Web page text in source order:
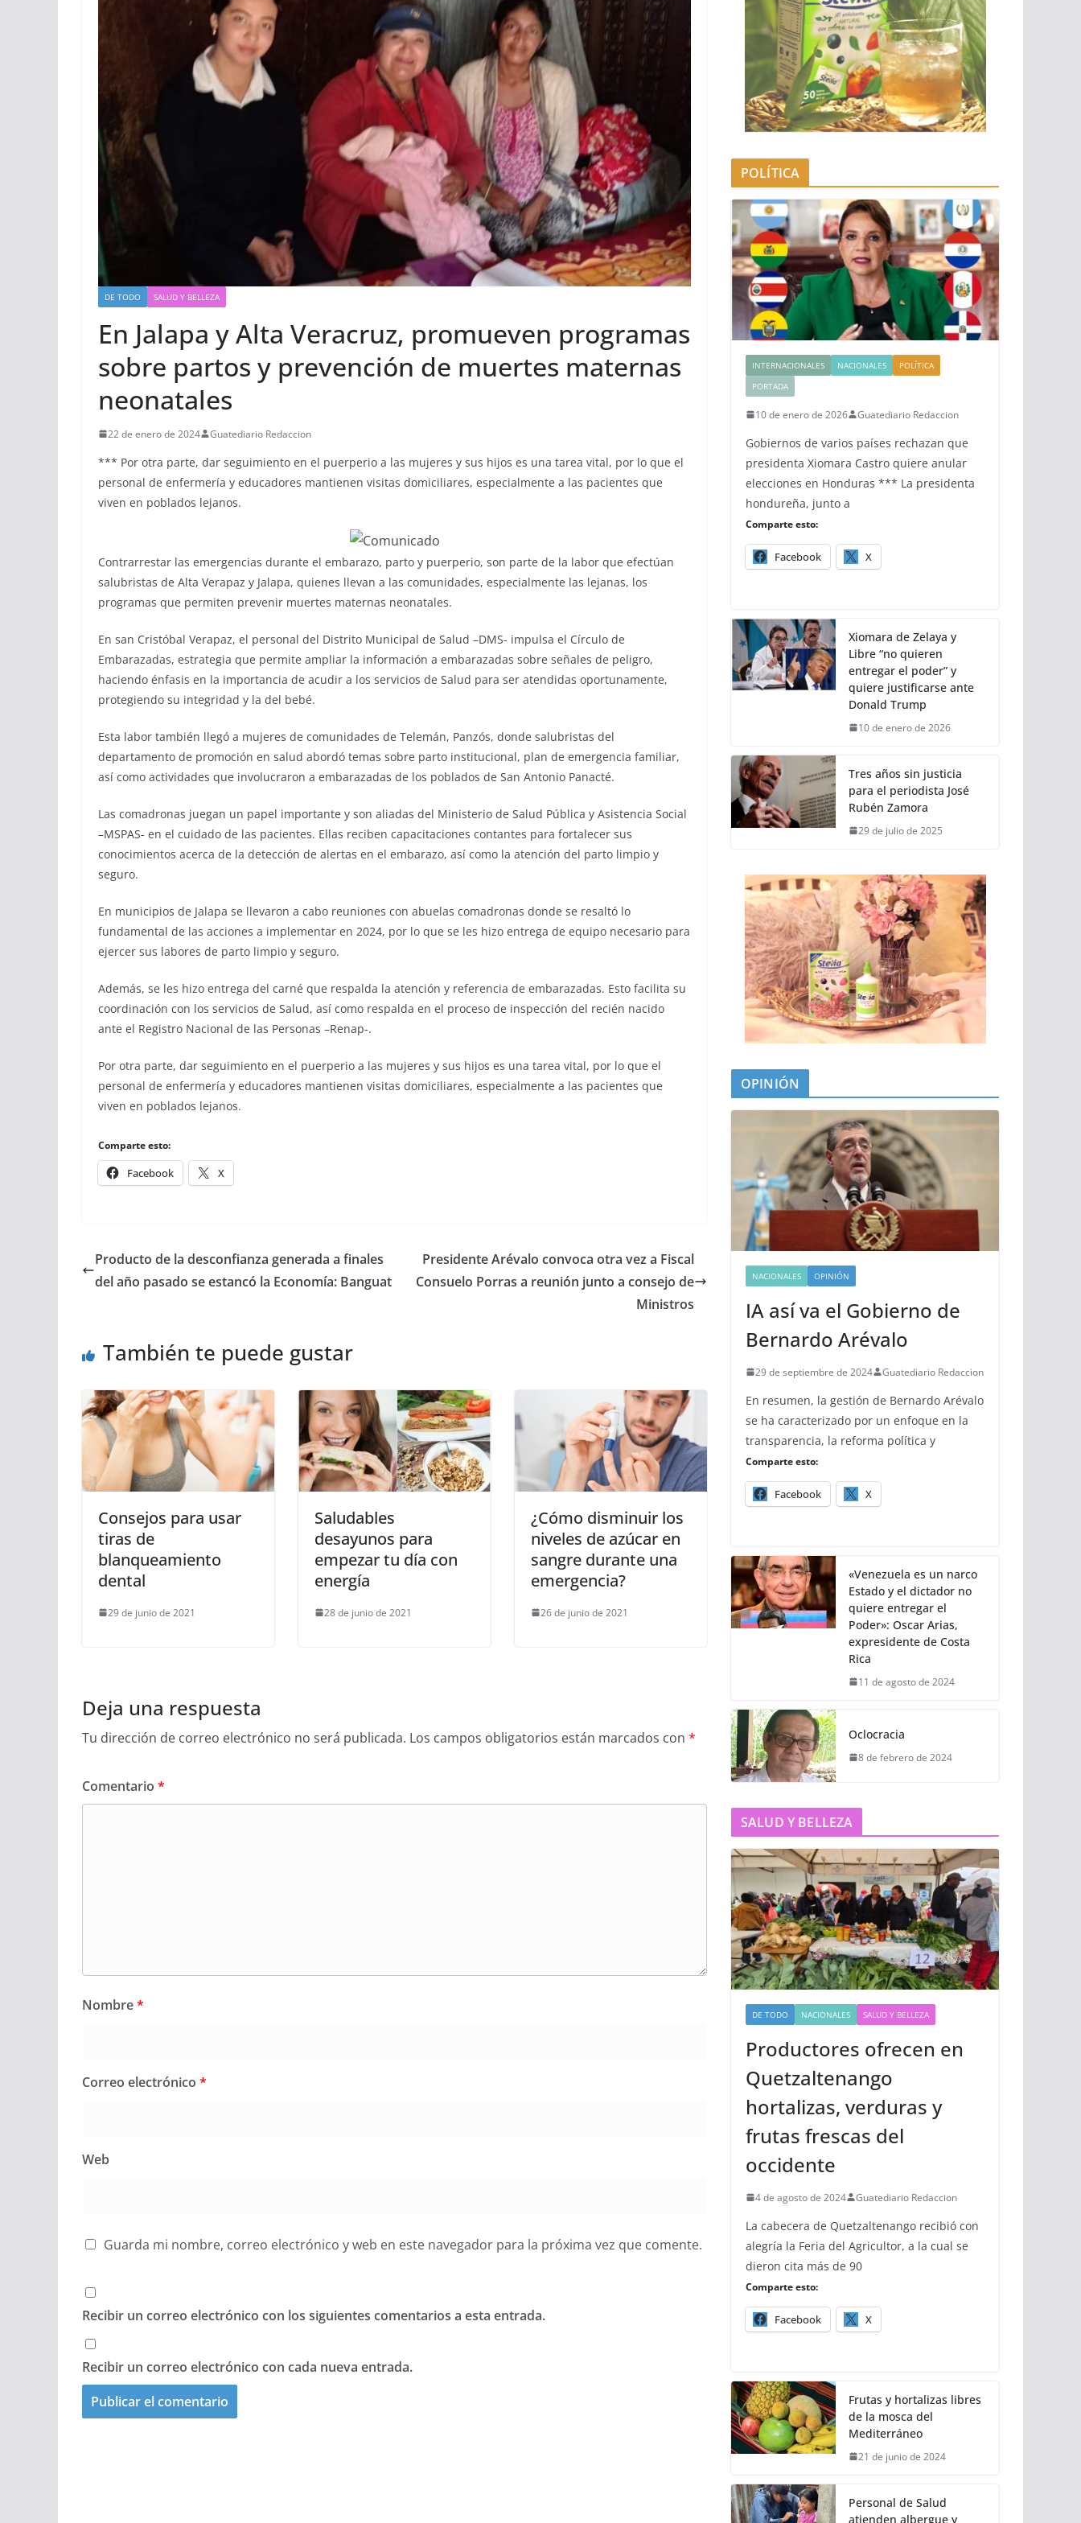
DE TODO SALUD Y BELLEZA
En Jalapa y Alta Veracruz, promueven programas
sobre partos y prevención de muertes maternas
neonatales
22 de enero de 2024 Guatediario Redaccion
*** Por otra parte, dar seguimiento en el puerperio a las mujeres y sus hijos es una tarea vital, por lo que el
personal de enfermería y educadores mantienen visitas domiciliares, especialmente a las pacientes que
viven en poblados lejanos.
Contrarrestar las emergencias durante el embarazo, parto y puerperio, son parte de la labor que efectúan
salubristas de Alta Verapaz y Jalapa, quienes llevan a las comunidades, especialmente las lejanas, los
programas que permiten prevenir muertes maternas neonatales.
En san Cristóbal Verapaz, el personal del Distrito Municipal de Salud –DMS- impulsa el Círculo de
Embarazadas, estrategia que permite ampliar la información a embarazadas sobre señales de peligro,
haciendo énfasis en la importancia de acudir a los servicios de Salud para ser atendidas oportunamente,
protegiendo su integridad y la del bebé.
Esta labor también llegó a mujeres de comunidades de Telemán, Panzós, donde salubristas del
departamento de promoción en salud abordó temas sobre parto institucional, plan de emergencia familiar,
así como actividades que involucraron a embarazadas de los poblados de San Antonio Panacté.
Las comadronas juegan un papel importante y son aliadas del Ministerio de Salud Pública y Asistencia Social
–MSPAS- en el cuidado de las pacientes. Ellas reciben capacitaciones contantes para fortalecer sus
conocimientos acerca de la detección de alertas en el embarazo, así como la atención del parto limpio y
seguro.
En municipios de Jalapa se llevaron a cabo reuniones con abuelas comadronas donde se resaltó lo
fundamental de las acciones a implementar en 2024, por lo que se les hizo entrega de equipo necesario para
ejercer sus labores de parto limpio y seguro.
Además, se les hizo entrega del carné que respalda la atención y referencia de embarazadas. Esto facilita su
coordinación con los servicios de Salud, así como respalda en el proceso de inspección del recién nacido
ante el Registro Nacional de las Personas –Renap-.
Por otra parte, dar seguimiento en el puerperio a las mujeres y sus hijos es una tarea vital, por lo que el
personal de enfermería y educadores mantienen visitas domiciliares, especialmente a las pacientes que
viven en poblados lejanos.
Comparte esto:
Facebook X
Producto de la desconfianza generada a finales
del año pasado se estancó la Economía: Banguat
Presidente Arévalo convoca otra vez a Fiscal
Consuelo Porras a reunión junto a consejo de
Ministros
También te puede gustar
Consejos para usar
tiras de
blanqueamiento
dental
29 de junio de 2021
Saludables
desayunos para
empezar tu día con
energía
28 de junio de 2021
¿Cómo disminuir los
niveles de azúcar en
sangre durante una
emergencia?
26 de junio de 2021
Deja una respuesta
Tu dirección de correo electrónico no será publicada. Los campos obligatorios están marcados con *
Comentario *
Nombre*
Correo electrónico *
Web
Guarda mi nombre, correo electrónico y web en este navegador para la próxima vez que comente.
Recibir un correo electrónico con los siguientes comentarios a esta entrada.
Recibir un correo electrónico con cada nueva entrada.
POLÍTICA
INTERNACIONALES NACIONALES
POLÍTICA
PORTADA
10 de enero de 2026 Guatediario Redaccion
Gobiernos de varios países rechazan que
presidenta Xiomara Castro quiere anular
elecciones en Honduras *** La presidenta
hondureña, junto a
Comparte esto:
Facebook X
Xiomara de Zelaya y
Libre “no quieren
entregar el poder” y
quiere justificarse ante
Donald Trump
10 de enero de 2026
Tres años sin justicia
para el periodista José
Rubén Zamora
29 de julio de 2025
OPINIÓN
NACIONALES OPINIÓN
IA así va el Gobierno de
Bernardo Arévalo
29 de septiembre de 2024 Guatediario Redaccion
En resumen, la gestión de Bernardo Arévalo
se ha caracterizado por un enfoque en la
transparencia, la reforma política y
Comparte esto:
Facebook X
«Venezuela es un narco
Estado y el dictador no
quiere entregar el
Poder»: Oscar Arias,
expresidente de Costa
Rica
11 de agosto de 2024
Oclocracia
8 de febrero de 2024
SALUD Y BELLEZA
DE TODO NACIONALES SALUD Y BELLEZA
Productores ofrecen en
Quetzaltenango
hortalizas, verduras y
frutas frescas del
occidente
4 de agosto de 2024 Guatediario Redaccion
La cabecera de Quetzaltenango recibió con
alegría la Feria del Agricultor, a la cual se
dieron cita más de 90
Comparte esto:
Facebook X
Frutas y hortalizas libres
de la mosca del
Mediterráneo
21 de junio de 2024
Personal de Salud
atienden albergue y